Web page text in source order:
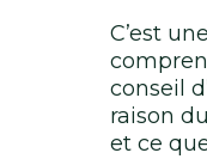
C’est
conseil
raison
et ce